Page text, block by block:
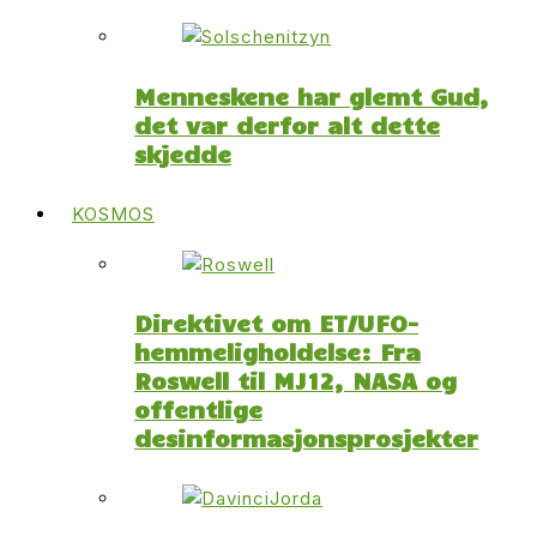
Menneskene har glemt Gud,
det var derfor alt dette
skjedde
KOSMOS
Direktivet om ET/UFO-
hemmeligholdelse: Fra
Roswell til MJ12, NASA og
offentlige
desinformasjonsprosjekter